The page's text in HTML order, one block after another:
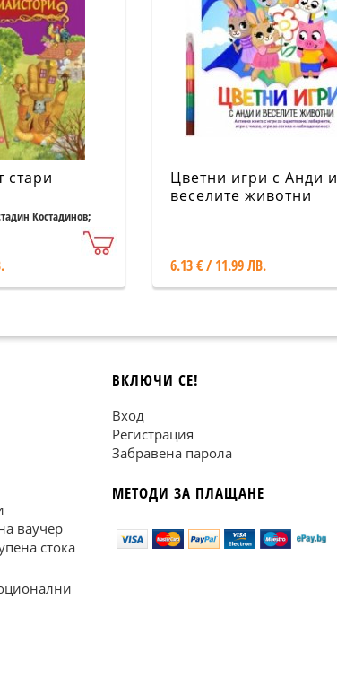
стари
Костадинов;
Цветни игри с Анди и
веселите животни
6.13 € / 11.99 ЛВ.
ваучер
стока
ВКЛЮЧИ СЕ!
Вход
Регистрация
Забравена парола
МЕТОДИ ЗА ПЛАЩАНЕ